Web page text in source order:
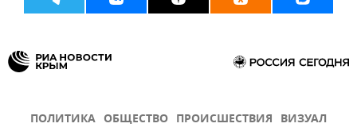
ПОЛИТИКА ОБЩЕСТВО ПРОИСШЕСТВИЯ ВИЗУАЛ